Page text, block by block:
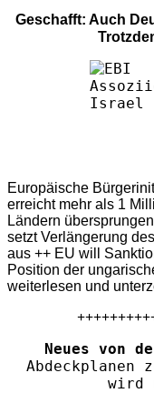
Geschafft: Auch
Europäische
erreicht mehr als 1
Ländern
setzt Verlängerung
aus ++ EU will
Position der
weiterlesen und
Neues von
Abdeckplanen
wird